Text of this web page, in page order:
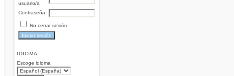
usuario/a
Contraseña
No cerrar sesión
IDIOMA
Escoge idioma